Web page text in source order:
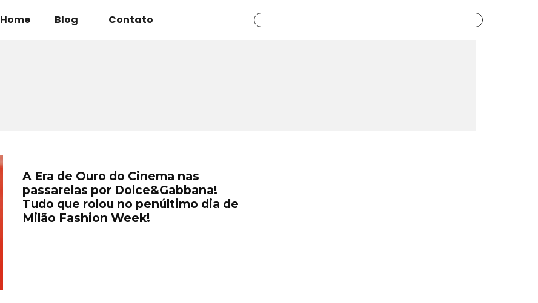
Home Blog Contato
A Era de Ouro do Cinema nas
passarelas por Dolce&Gabbana!
Tudo que rolou no penúltimo dia de
Milão Fashion Week!